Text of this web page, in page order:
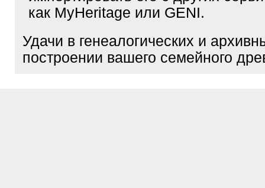
как MyHeritage или GENI.
Удачи в генеалогических и
построении вашего семейного